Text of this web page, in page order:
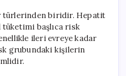
türlerinden biridir. Hepatit
tüketimi başlıca risk
ileri evreye kadar
grubundaki kişilerin